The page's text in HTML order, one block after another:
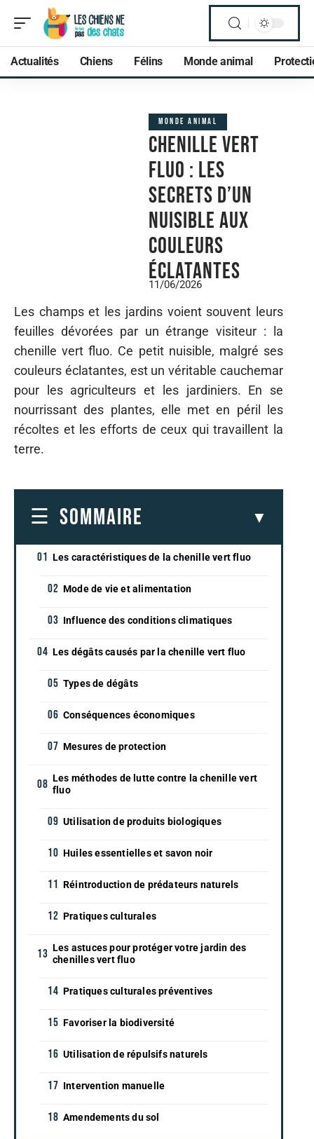
Actualités Chiens Félins Monde animal
MONDE ANIMAL
Chenille vert
fluo : les
secrets d’un
nuisible aux
couleurs
éclatantes
11/06/2026
Les champs et les jardins voient souvent leurs
feuilles dévorées par un étrange visiteur : la
chenille vert fluo. Ce petit nuisible, malgré ses
couleurs éclatantes, est un véritable cauchemar
pour les agriculteurs et les jardiniers. En se
nourrissant des plantes, elle met en péril les
récoltes et les efforts de ceux qui travaillent la
terre.
SOMMAIRE
Les caractéristiques de la chenille vert fluo
Mode de vie et alimentation
Influence des conditions climatiques
Les dégâts causés par la chenille vert fluo
Types de dégâts
Conséquences économiques
Mesures de protection
Les méthodes de lutte contre la chenille vert
fluo
Utilisation de produits biologiques
Huiles essentielles et savon noir
Réintroduction de prédateurs naturels
Pratiques culturales
Les astuces pour protéger votre jardin des
chenilles vert fluo
Pratiques culturales préventives
Favoriser la biodiversité
Utilisation de répulsifs naturels
Intervention manuelle
Amendements du sol